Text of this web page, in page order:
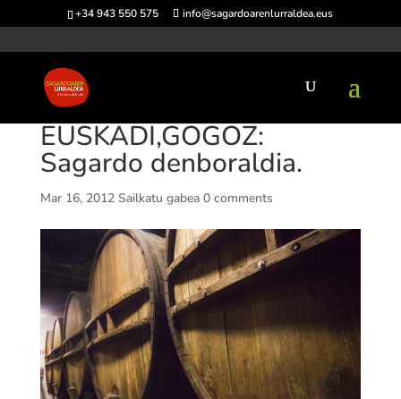
+34 943 550 575 info@sagardoarenlurraldea.eus
EUSKADI,GOGOZ:
Sagardo denboraldia.
Mar 16, 2012 Sailkatu gabea 0 comments